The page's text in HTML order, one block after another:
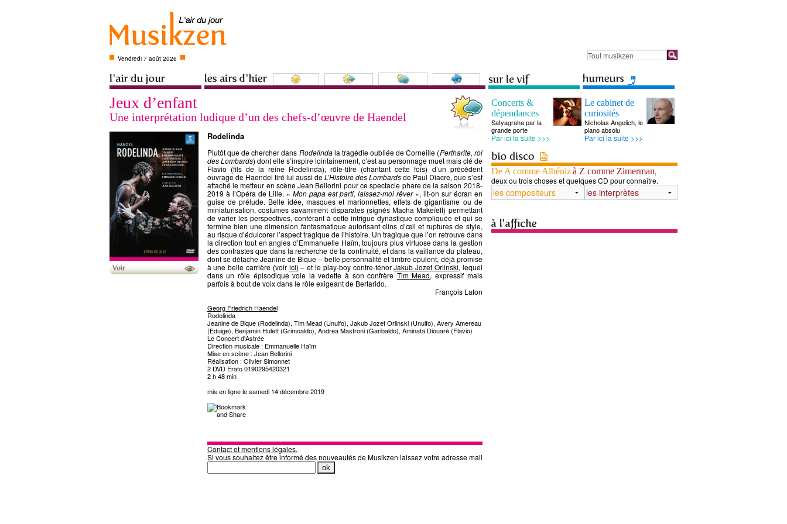
Vendredi 7 août 2026
Jeux d’enfant
Une interprétation ludique d’un des chefs-d’œuvre de Haendel
Rodelinda
Plutôt que de chercher dans Rodelindala tragédie oubliée de Corneille (Pertharite, roi
des Lombards) dont elle s’inspire lointainement, c’est au personnage muet mais clé de
Flavio (fils de la reine Rodelinda), rôle-titre (chantant cette fois) d’un précédent
ouvrage de Haendel tiré lui aussi deL’Histoire des Lombardsde Paul Diacre, que s’est
attaché le metteur en scène Jean Bellorini pour ce spectacle phare de la saison 2018-
2019 à l’Opéra de Lille. « Mon papa est parti, laissez-moi rêver», lit-on sur écran en
guise de prélude. Belle idée, masques et marionnettes, effets de gigantisme ou de
miniaturisation, costumes savamment disparates (signés Macha Makeïeff) permettant
de varier les perspectives, conférant à cette intrigue dynastique compliquée et qui se
termine bien une dimension fantasmatique autorisant clins d’œil et ruptures de style,
au risque d’édulcorer l’aspect tragique de l’histoire. Un tragique que l’on retrouve dans
la direction tout en angles d’Emmanuelle Haïm, toujours plus virtuose dans la gestion
des contrastes que dans la recherche de la continuité, et dans la vaillance du plateau,
dont se détache Jeanine de Bique – belle personnalité et timbre opulent, déjà promise
à une belle carrière (voir ici) – et le play-boy contre-ténorJakub Jozef Orlinski, lequel
dans un rôle épisodique vole la vedette à son confrère Tim Mead, expressif mais
parfois à bout de voix dans le rôle exigeant de Bertarido.
François Lafon
Georg Friedrich Haendel
Rodelinda
Jeanine de Bique (Rodelinda), Tim Mead (Unulfo), Jakub Jozef Orlinski (Unulfo), Avery Amereau
(Eduige), Benjamin Hulett (Grimoaldo), Andrea Mastroni (Garibaldo), Aminata Diouaré (Flavio)
Le Concert d'Astrée
Direction musicale : Emmanuelle Haïm
Mise en scène : Jean Bellorini
Réalisation : Olivier Simonnet
2 DVD Erato 0190295420321
2 h 48 min
mis en ligne le samedi 14 décembre 2019
Contact et mentions légales.
Si vous souhaitez être informé des nouveautés de Musikzen laissez votre adresse mail
Concerts &
dépendances
Satyagraha par la
grande porte
Par ici la suite >>>
Le cabinet de
curiosités
Nicholas Angelich, le
piano absolu
Par ici la suite >>>
De A comme Albénizà Z comme Zimerman,
deux ou trois choses et quelques CD pour connaître.